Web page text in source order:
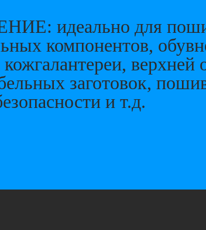
идеально для
компонентов,
кожгалантереи, верхней
заготовок,
и т.д.